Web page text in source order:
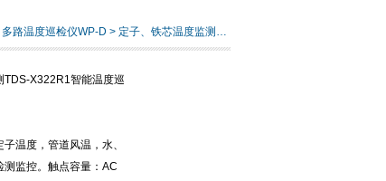
多路温度巡检仪WP-D > 定子、铁芯温度监测TDS-X322R1智能温度巡检仪装置
TDS-X322R1智能温度巡
温度，管道风温，水、
测监控。触点容量：AC